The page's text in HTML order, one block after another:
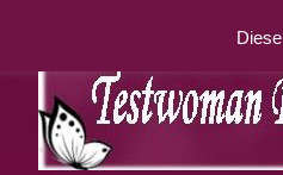
springen